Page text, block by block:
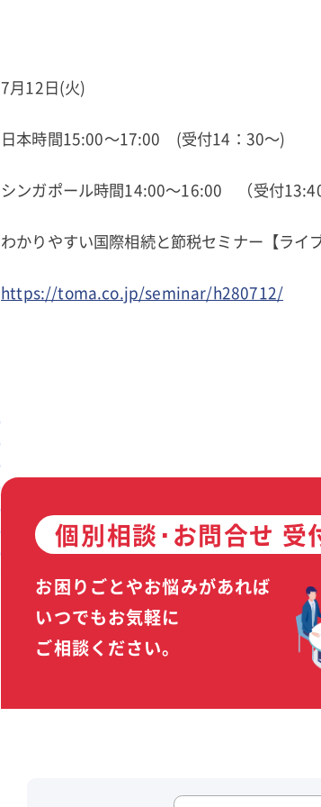
7月12日(火)
日本時間15:00～17:00 (受付14：30～)
シンガポール時間14:00～16:00 （受付13:40
わかりやすい国際相続と節税セミナー【ライ
https://toma.co.jp/seminar/h280712/
個別相談･お問合せ 受
お困りごとやお悩みがあれば
いつでもお気軽に
ご相談ください。